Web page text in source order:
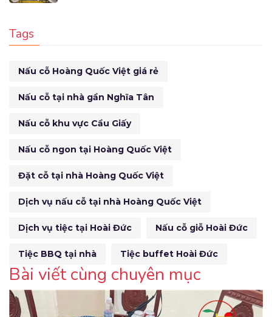
Tags
Nấu cỗ Hoàng Quốc Việt giá rẻ
Nấu cỗ tại nhà gần Nghĩa Tân
Nấu cỗ khu vực Cầu Giấy
Nấu cỗ ngon tại Hoàng Quốc Việt
Đặt cỗ tại nhà Hoàng Quốc Việt
Dịch vụ nấu cỗ tại nhà Hoàng Quốc Việt
Dịch vụ tiệc tại Hoài Đức Nấu cỗ giỗ Hoài Đức
Tiệc BBQ tại nhà Tiệc buffet Hoài Đức
Bài viết cùng chuyên mục